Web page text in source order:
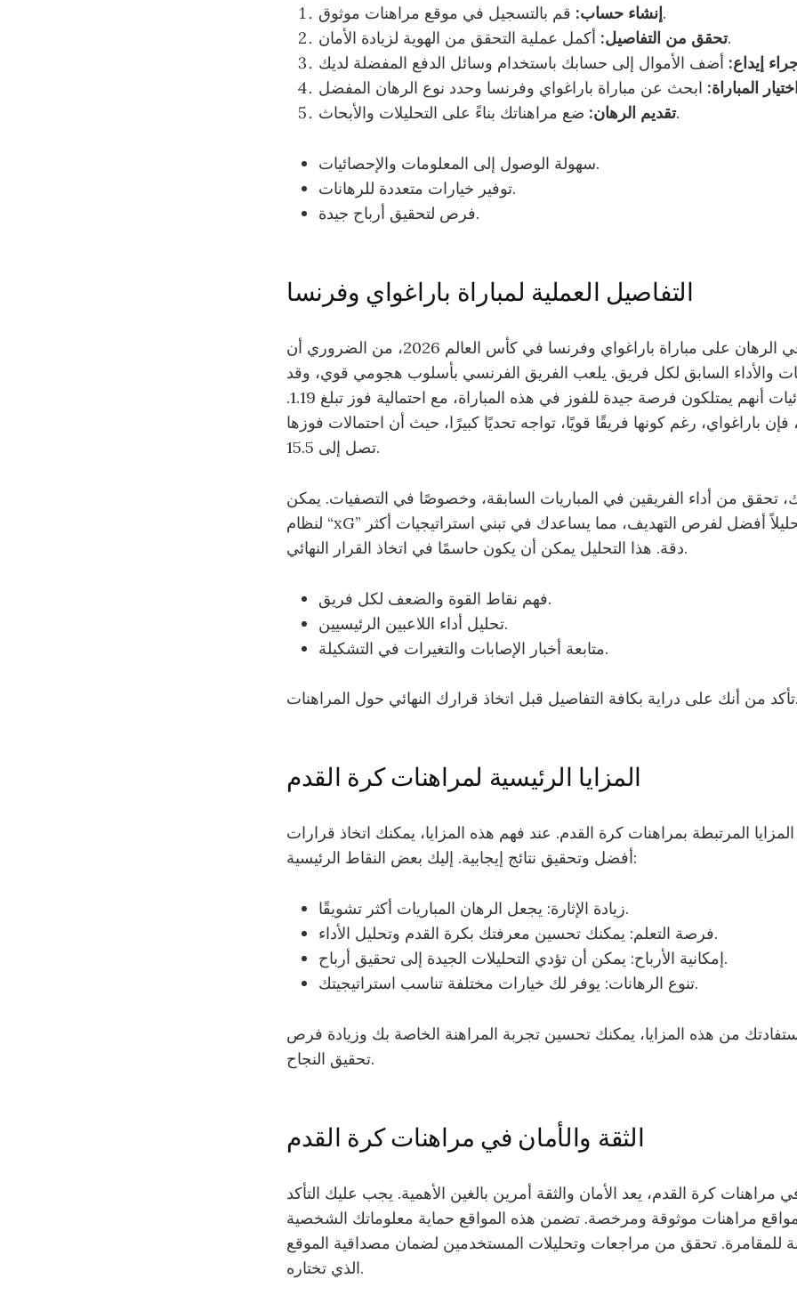
إنشاء حساب:قم بالتسجيل في موقع مراهنات موثوق.
تحقق من التفاصيل:أكمل عملية التحقق من الهوية لزيادة الأمان.
إيداع:
اختيار المباراة:
تقديم الرهان:ضع مراهناتك بناءً على التحليلات والأبحاث.
سهولة الوصول إلى المعلومات والإحصائيات.
توفير خيارات متعددة للرهانات.
فرص لتحقيق أرباح جيدة.
التفاصيل العملية لمباراة باراغواي وفرنسا
عند التفكير في الرهان على مباراة باراغواي وفرنسا في كأس العالم 2026، من الضروري أن
والأداء السابق لكل فريق. يلعب الفريق الفرنسي بأسلوب هجومي قوي، وقد
أظهرت الإحصائيات أنهم يمتلكون فرصة جيدة للفوز في هذه المباراة، مع احتمالية فوز تبلغ 1.19.
باراغواي، رغم كونها فريقًا قويًا، تواجه تحديًا كبيرًا، حيث أن احتمالات فوزها
تصل إلى 15.5.
تحقق من أداء الفريقين في المباريات السابقة، وخصوصًا في التصفيات. يمكن
لنظام “xG” أن يوفر لك تحليلاً أفضل لفرص التهديف، مما يساعدك في تبني استراتيجيات أكثر
دقة. هذا التحليل يمكن أن يكون حاسمًا في اتخاذ القرار النهائي.
فهم نقاط القوة والضعف لكل فريق.
تحليل أداء اللاعبين الرئيسيين.
متابعة أخبار الإصابات والتغيرات في التشكيلة.
تأكد من أنك على دراية بكافة التفاصيل قبل اتخاذ قرارك النهائي حول المراهنات.
المزايا الرئيسية لمراهنات كرة القدم
المرتبطة بمراهنات كرة القدم. عند فهم هذه المزايا، يمكنك اتخاذ قرارات
أفضل وتحقيق نتائج إيجابية. إليك بعض النقاط الرئيسية:
زيادة الإثارة: يجعل الرهان المباريات أكثر تشويقًا.
فرصة التعلم: يمكنك تحسين معرفتك بكرة القدم وتحليل الأداء.
إمكانية الأرباح: يمكن أن تؤدي التحليلات الجيدة إلى تحقيق أرباح.
تنوع الرهانات: يوفر لك خيارات مختلفة تناسب استراتيجيتك.
من هذه المزايا، يمكنك تحسين تجربة المراهنة الخاصة بك وزيادة فرص
تحقيق النجاح.
الثقة والأمان في مراهنات كرة القدم
مراهنات كرة القدم، يعد الأمان والثقة أمرين بالغين الأهمية. يجب عليك التأكد
مراهنات موثوقة ومرخصة. تضمن هذه المواقع حماية معلوماتك الشخصية
للمقامرة. تحقق من مراجعات وتحليلات المستخدمين لضمان مصداقية الموقع
الذي تختاره.